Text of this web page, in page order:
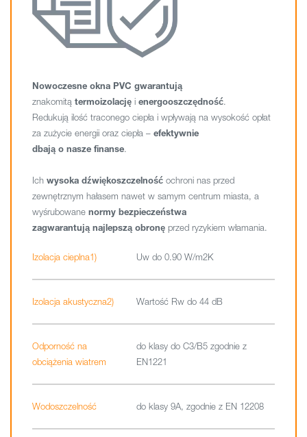
Nowoczesne okna PVC gwarantują
znakomitą termoizolację i energooszczędność.
Redukują ilość traconego ciepła i wpływają na wysokość opłat
za zużycie energii oraz ciepła – efektywnie
dbają o nasze finanse.
Ich wysoka dźwiękoszczelność ochroni nas przed
zewnętrznym hałasem nawet w samym centrum miasta, a
wyśrubowane normy bezpieczeństwa
zagwarantują najlepszą obronę przed ryzykiem włamania.
Izolacja cieplna1) Uw do 0.90 W/m2K
Izolacja akustyczna2) Wartość Rw do 44 dB
Odporność na
obciążenia wiatrem
do klasy do C3/B5 zgodnie z
EN1221
Wodoszczelność do klasy 9A, zgodnie z EN 12208